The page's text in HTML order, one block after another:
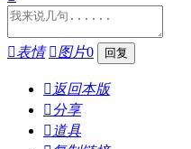
表情 图片0
 返回本版
分享
 道具